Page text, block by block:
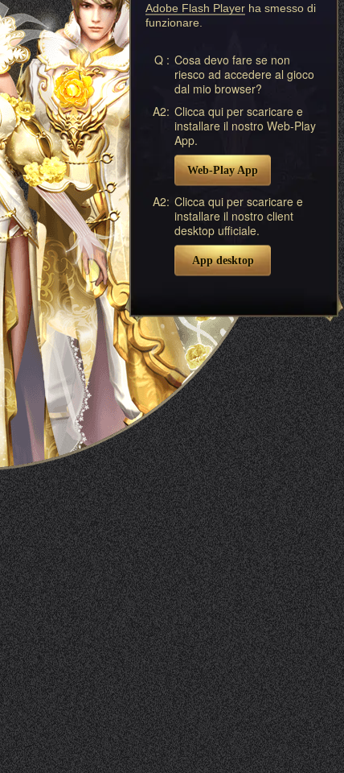
Adobe Flash Player ha smesso di
funzionare.
Q : Cosa devo fare se non
riesco ad accedere al gioco
dal mio browser?
A2: Clicca qui per scaricare e
installare il nostro Web-Play
App.
Web-Play App
A2: Clicca qui per scaricare e
installare il nostro client
desktop ufficiale.
App desktop